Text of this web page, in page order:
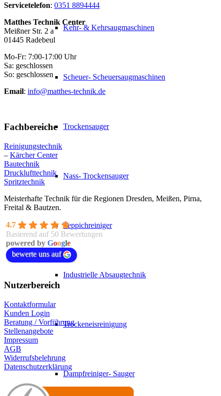
Kehr- & Kehrsaugmaschinen
Scheuer- Scheuersaugmaschinen
Trockensauger
Nass- Trockensauger
Teppichreiniger
Industrielle Absaugtechnik
Trockeneisreinigung
Dampfreiniger- Sauger
Servicetelefon: 0351 8894444
Matthes Technik Center
Meißner Str. 2 a
01445 Radebeul
Mo-Fr: 7:00-17:00 Uhr
Sa: geschlossen
So: geschlossen
Email: info@matthes-technik.de
Fachbereiche
Reinigungstechnik
– Kärcher Center
Bautechnik
Drucklufttechnik
Spritztechnik
Meisterhafte Technik für die Regionen Dresden, Meißen, Pirna,
Freital & Bautzen.
4.7
Basierend auf 50 Bewertungen
powered by Google
bewerte uns auf
Nutzerbereich
Kontaktformular
Kunden Login
Beratung / Vorführung
Stellenangebote
Impressum
AGB
Widerrufsbelehrung
Datenschutzerklärung